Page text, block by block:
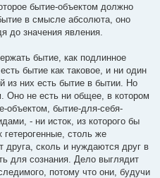
бытие-объектом должно
в смысле абсолюта, оно
до значения явления.
бытие, как подлинное
бытие как таковое, и ни один
из них есть бытие в бытии. Но
Оно не есть ни общее, в котором
объектом, бытие-для-себя-
- ни исток, из которого бы
гетерогенные, столь же
друга, сколь и нуждаются друг в
для сознания. Дело выглядит
потому что они, будучи